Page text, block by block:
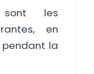
sont les
en
la